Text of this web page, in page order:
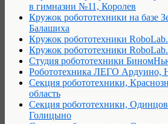
в гимназии №11, Королев
Кружок робототехники на базе
Балашиха
Кружок робототехники
Кружок робототехники
Студия робототехники
Робототехника ЛЕГО Ардуино,
Секция робототехники,
область
Секция робототехники,
Голицыно